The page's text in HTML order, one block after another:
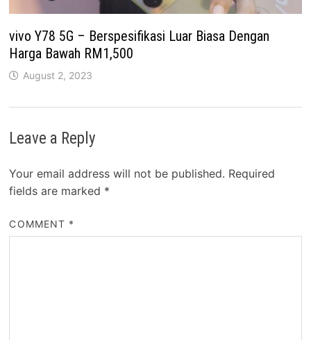
vivo Y78 5G – Berspesifikasi Luar Biasa Dengan
Harga Bawah RM1,500
August 2, 2023
Leave a Reply
Your email address will not be published. Required
fields are marked *
COMMENT *